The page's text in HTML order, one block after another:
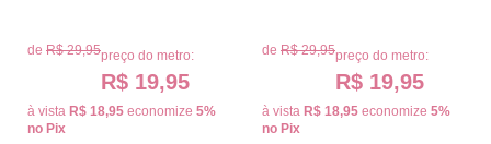
de R$ 29,95preço do metro:
R$ 19,95
à vista R$ 18,95 economize 5%
no Pix
de R$ 29,95preço do metro:
R$ 19,95
à vista R$ 18,95 economize 5%
no Pix